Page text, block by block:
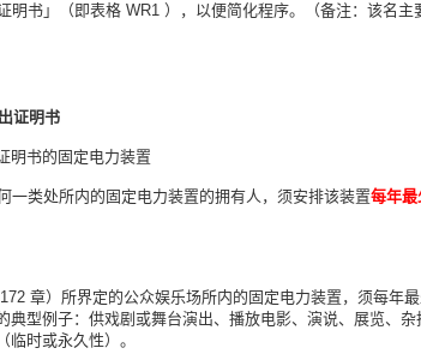
明书」（即表格 WR1 ），以便简化程序。（备注：该名
证明书
明书的固定电力装置
一类处所内的固定电力装置的拥有人，须安排该装置每年最
章）所界定的公众娱乐场所内的固定电力装置，须每年
典型例子：供戏剧或舞台演出、播放电影、演说、展览、
时或永久性）。